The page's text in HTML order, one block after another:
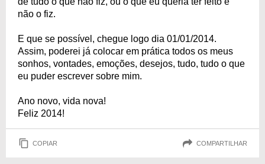
não o fiz.
E que se possível, chegue logo dia 01/01/2014.
Assim, poderei já colocar em prática todos os meus
sonhos, vontades, emoções, desejos, tudo, tudo o que
eu puder escrever sobre mim.
Ano novo, vida nova!
Feliz 2014!
COPIAR COMPARTILHAR